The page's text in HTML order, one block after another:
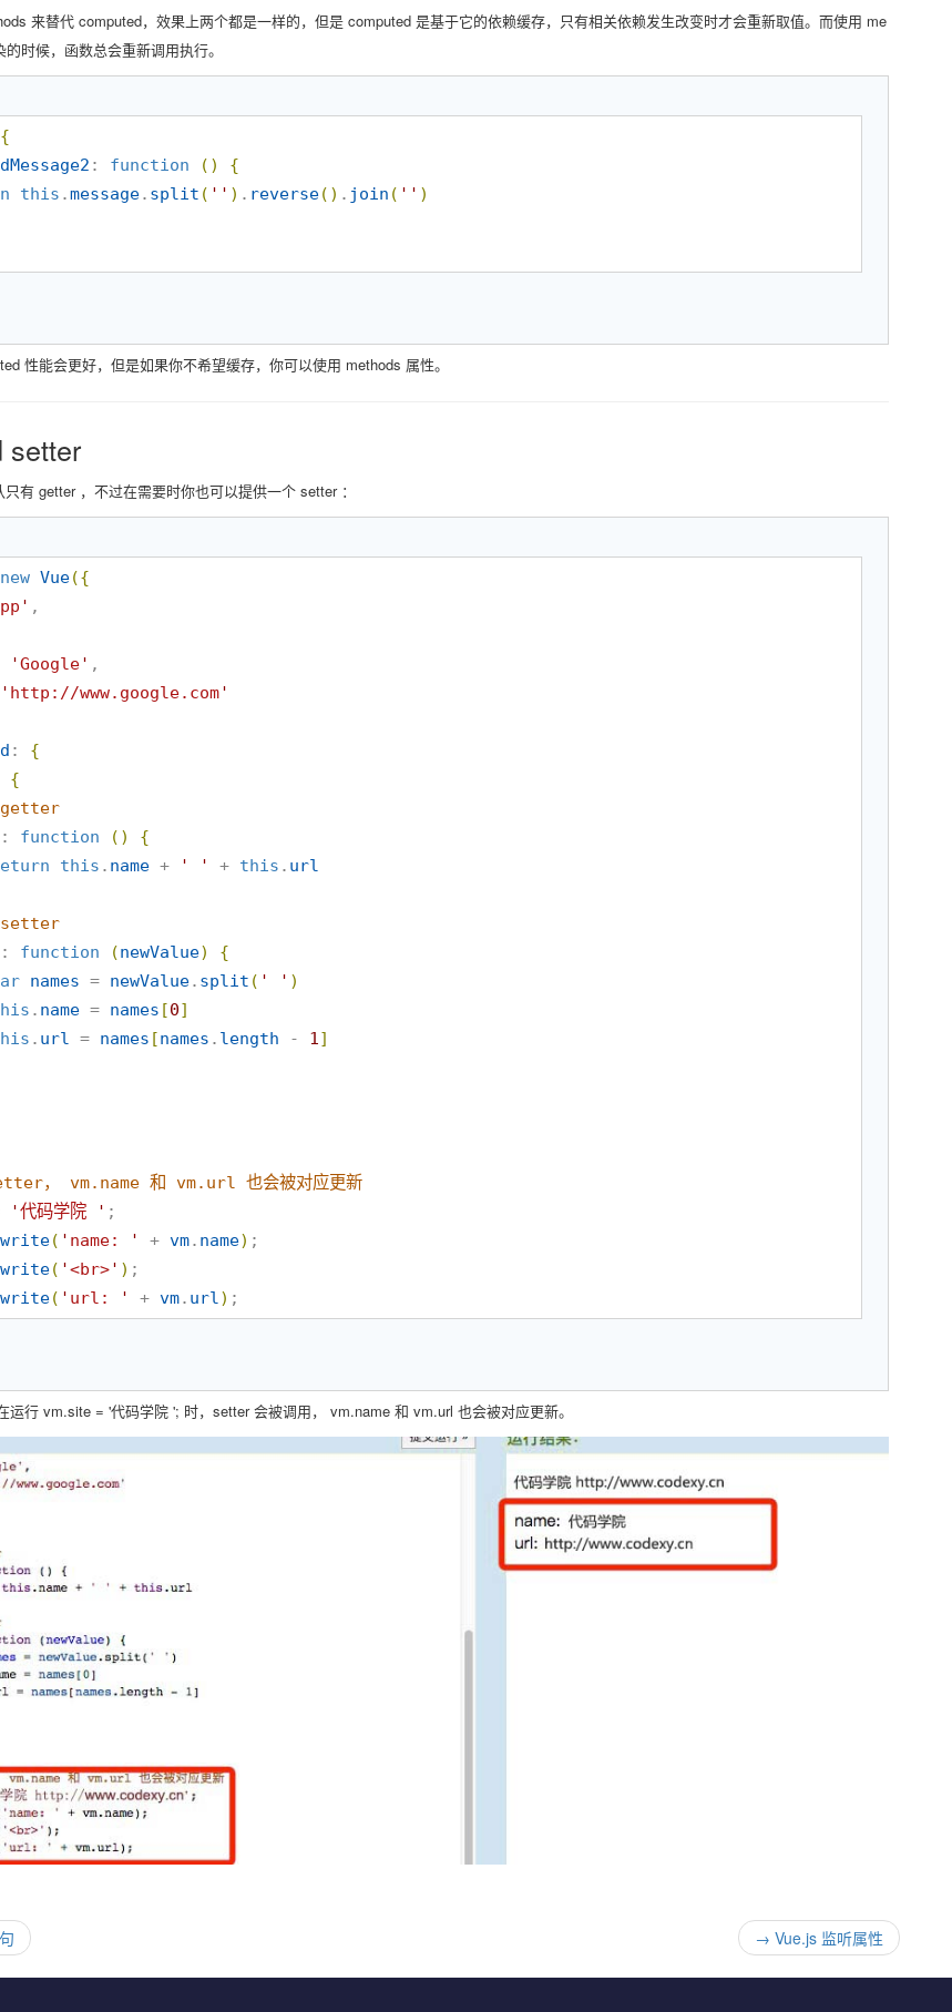
来替代 computed，效果上两个都是一样的，但是 computed 是基于它的依赖缓存，只有相关依赖发生改变时才会重新取值。而使用 me
时候，函数总会重新调用执行。
{
: function ( )
{
this .message. split ( ' ' ) . reverse( ) . join ( ' ' )
性能会更好，但是如果你不希望缓存，你可以使用 methods 属性。
setter
有 getter ，不过在需要时你也可以提供一个 setter ：
new Vue({
' ,
'Google' ,
' http://www.google.com'
: {
{
getter
: function ( )
{
this . name + ' ' + this . url
setter
: function (newValue)
{
names = newValue. split ( ' ' )
. name = names [0]
. url = names [names . length - 1]
， vm.name 和 vm.url 也会被对应更新
'代码学院 '
write( ' name: ' + vm. name)
write( '<br>' )
write( ' url: ' + vm. url) ;
运行 vm.site = '代码学院 '; 时，setter 会被调用， vm.name 和 vm.url 也会被对应更新。
→ Vue.js 监听属性